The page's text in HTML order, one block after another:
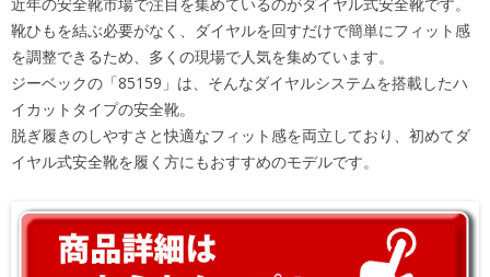
靴ひもを結ぶ必要がなく、ダイヤルを回すだけで簡単にフィット感
を調整できるため、多くの現場で人気を集めています。
ジーベックの「85159」は、そんなダイヤルシステムを搭載したハ
イカットタイプの安全靴。
脱ぎ履きのしやすさと快適なフィット感を両立しており、初めてダ
イヤル式安全靴を履く方にもおすすめのモデルです。